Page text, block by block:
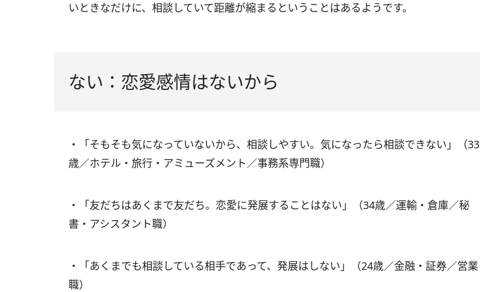
いときなだけに、相談していて距離が縮まるということはあるようです。
ない：恋愛感情はないから
・「そもそも気になっていないから、相談しやすい。気になったら相談できない」（33
歳／ホテル・旅行・アミューズメント／事務系専門職）
・「友だちはあくまで友だち。恋愛に発展することはない」（34歳／運輸・倉庫／秘
書・アシスタント職）
・「あくまでも相談している相手であって、発展はしない」（24歳／金融・証券／営業
職）